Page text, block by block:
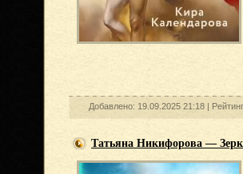
Добавлено: 19.09.2025 21:18 |
Татьяна Никифорова —